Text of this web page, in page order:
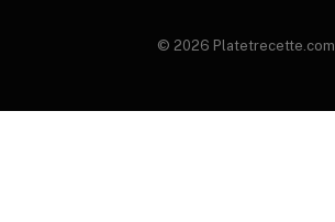
© 2026 Platetrecette.com